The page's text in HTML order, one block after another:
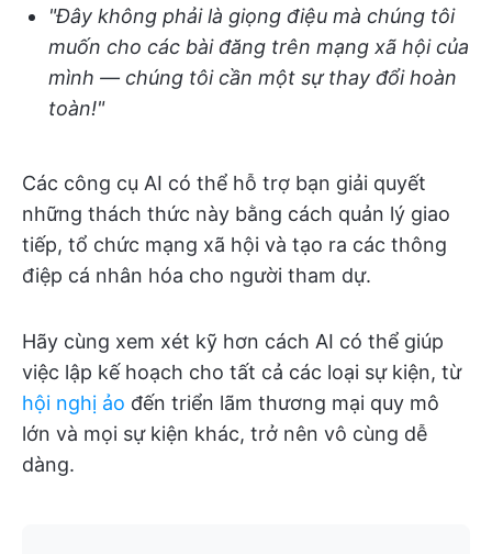
"Đây không phải là giọng điệu mà chúng tôi
muốn cho các bài đăng trên mạng xã hội của
mình — chúng tôi cần một sự thay đổi hoàn
toàn!"
Các công cụ AI có thể hỗ trợ bạn giải quyết
những thách thức này bằng cách quản lý giao
tiếp, tổ chức mạng xã hội và tạo ra các thông
điệp cá nhân hóa cho người tham dự.
Hãy cùng xem xét kỹ hơn cách AI có thể giúp
việc lập kế hoạch cho tất cả các loại sự kiện, từ
hội nghị ảo đến triển lãm thương mại quy mô
lớn và mọi sự kiện khác, trở nên vô cùng dễ
dàng.